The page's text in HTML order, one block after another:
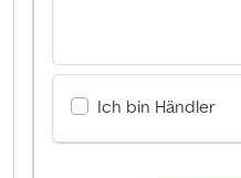
Ich bin Händler